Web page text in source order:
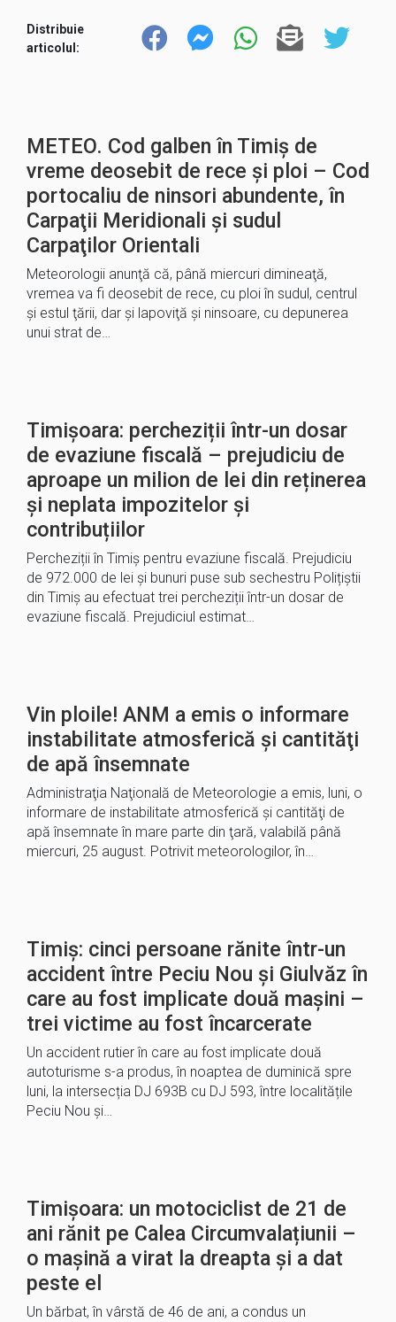
Distribuie
articolul:
METEO. Cod galben în Timiș de
vreme deosebit de rece și ploi – Cod
portocaliu de ninsori abundente, în
Carpaţii Meridionali şi sudul
Carpaţilor Orientali
Meteorologii anunţă că, până miercuri dimineaţă,
vremea va fi deosebit de rece, cu ploi în sudul, centrul
şi estul ţării, dar şi lapoviţă şi ninsoare, cu depunerea
unui strat de…
Timișoara: percheziții într-un dosar
de evaziune fiscală – prejudiciu de
aproape un milion de lei din reținerea
și neplata impozitelor și
contribuțiilor
Percheziții în Timiș pentru evaziune fiscală. Prejudiciu
de 972.000 de lei și bunuri puse sub sechestru Polițiștii
din Timiș au efectuat trei percheziții într-un dosar de
evaziune fiscală. Prejudiciul estimat…
Vin ploile! ANM a emis o informare
instabilitate atmosferică şi cantităţi
de apă însemnate
Administraţia Naţională de Meteorologie a emis, luni, o
informare de instabilitate atmosferică şi cantităţi de
apă însemnate în mare parte din ţară, valabilă până
miercuri, 25 august. Potrivit meteorologilor, în…
Timiș: cinci persoane rănite într-un
accident între Peciu Nou și Giulvăz în
care au fost implicate două mașini –
trei victime au fost încarcerate
Un accident rutier în care au fost implicate două
autoturisme s-a produs, în noaptea de duminică spre
luni, la intersecția DJ 693B cu DJ 593, între localitățile
Peciu Nou și…
Timișoara: un motociclist de 21 de
ani rănit pe Calea Circumvalațiunii –
o mașină a virat la dreapta și a dat
peste el
Un bărbat, în vârstă de 46 de ani, a condus un